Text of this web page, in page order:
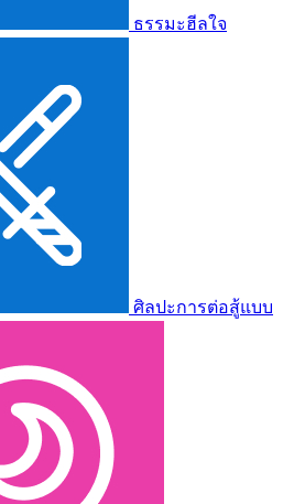
ธรรมะฮีลใจ
ศิลปะการต่อสู้แบบ